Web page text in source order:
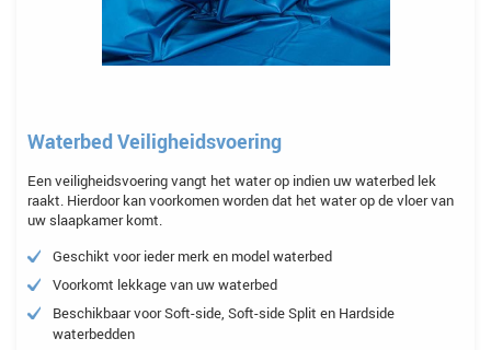
Waterbed Veiligheidsvoering
Een veiligheidsvoering vangt het water op indien uw waterbed lek
raakt. Hierdoor kan voorkomen worden dat het water op de vloer van
uw slaapkamer komt.
Geschikt voor ieder merk en model waterbed
Voorkomt lekkage van uw waterbed
Beschikbaar voor Soft-side, Soft-side Split en Hardside
waterbedden